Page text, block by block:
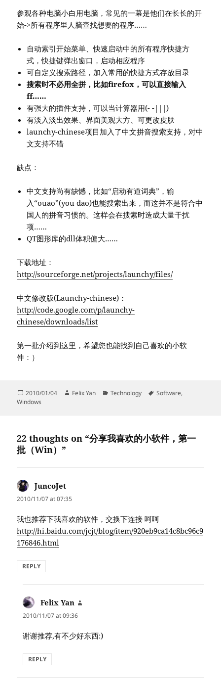
参观各种电脑小白用电脑，常见的一幕是他们在长长的开
始->所有程序里人脑查找想要的程序……
自动索引开始菜单、快速启动中的所有程序快捷方
式，快捷键弹出窗口，启动相应程序
可自定义搜索路径，加入常用的快捷方式存放目录
搜索时不必用全拼，比如firefox，可以直接输入
ff……
有强大的插件支持，可以当计算器用(- -|||)
有淡入淡出效果、界面美观大方、可更改皮肤
launchy-chinese项目加入了中文拼音搜索支持，对中
文支持不错
缺点：
中文支持尚有缺憾，比如“启动有道词典”，输
入“ouao”(you dao)也能搜索出来，而这并不是符合中
国人的拼音习惯的。这样会在搜索时造成大量干扰
项……
QT图形库的dll体积偏大……
下载地址：
http://sourceforge.net/projects/launchy/files/
中文修改版(Launchy-chinese)：
http://code.google.com/p/launchy-
chinese/downloads/list
第一批介绍到这里，希望您也能找到自己喜欢的小软
件：）
Posted
on
2010/01/04 Author
Felix Yan Categories
Technology Tags
Software,
Windows
22 thoughts on “分享我喜欢的小软件，第一
批（Win）”
JuncoJet
2010/11/07 at 07:35
我也推荐下我喜欢的软件，交换下连接 呵呵
http://hi.baidu.com/jcjt/blog/item/920eb9ca14c8bc96c9
176846.html
REPLY
Felix Yan
2010/11/07 at 09:36
谢谢推荐,有不少好东西:)
REPLY